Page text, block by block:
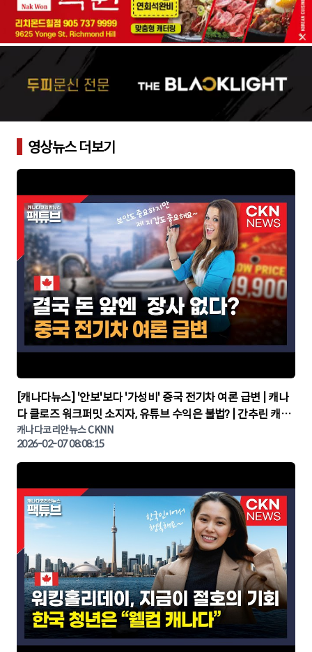
영상뉴스 더보기
▶
[캐나다뉴스] '안보'보다 '가성비' 중국 전기차 여론 급변 | 캐나
다 클로즈 워크퍼밋 소지자, 유튜브 수익은 불법? | 간추린 캐나
다뉴스 | CKNNEWS, 캐나다코리안뉴스
캐나다코리안뉴스 CKNN
2026-02-07 08:08:15